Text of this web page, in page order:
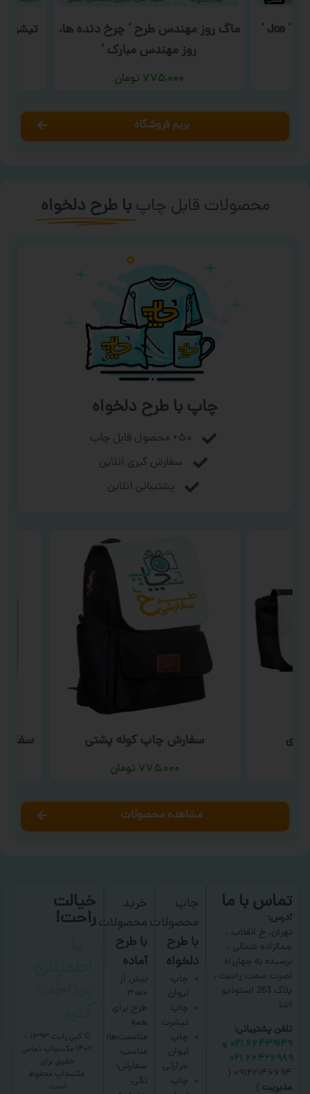
ماگ روز مهندس طرح ‘ چرخ دنده ها،
روز مهندس مبارک ‘
۷۷۵,۰۰۰تومان
تیشرت
بریم فروشگاه
محصولات قابل چاپ با طرح دلخواه
چاپ با طرح دلخواه
۵۰+ محصول قابل چاپ
سفارش گیری آنلاین
پشتیبانی آنلاین
سفارش چاپ کوله پشتی
۷۷۵,۰۰۰تومان
سفارش
مشاهده محصولات
تماس با ما
آدرس:
تهران، خ انقلاب ،
جمالزاده شمالی ،
نرسیده به چهارراه
نصرت سمت راست ،
پلاک 263 استودیو
اشا
تلفن پشتیبانی:
۶۶۴۳۹۱۴۹ ۰۲۱
و
۶۶۴۲۶۹۸۹ ۰۲۱
۰۹۱۲۲۱۴۶۶۹۴ (
مدیریت )
چاپ
محصولات
با طرح
دلخواه
چاپ
لیوان
چاپ
تیشرت
چاپ
لیوان
حرارتی
چاپ
خرید
محصولات
با طرح
آماده
بیش از
۳۰۰۰
طرح برای
همه
مناسبت‌ها؛
مناسب
سفارش:
تکی،
خیالت
راحت!
۱۴۰۲ عکسچاپ
تمامی
حقوق برای
عکسچاپ محفوظ
است.